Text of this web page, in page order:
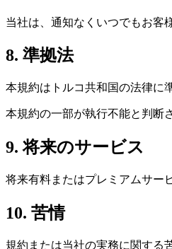
当社は、通知なくいつでもお客
8. 準拠法
本規約はトルコ共和国の法律に
本規約の一部が執行不能と判断
9. 将来のサービス
将来有料またはプレミアムサー
10. 苦情
規約または当社の実務に関する